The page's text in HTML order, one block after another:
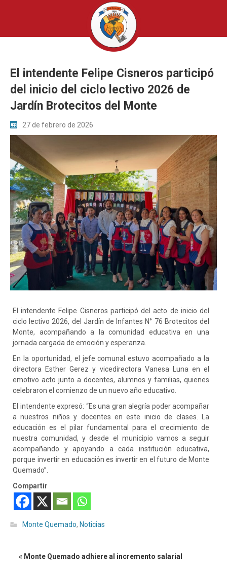
El intendente Felipe Cisneros participó
del inicio del ciclo lectivo 2026 de
Jardín Brotecitos del Monte
27 de febrero de 2026
El intendente Felipe Cisneros participó del acto de inicio del
ciclo lectivo 2026, del Jardín de Infantes N° 76 Brotecitos del
Monte, acompañando a la comunidad educativa en una
jornada cargada de emoción y esperanza.
En la oportunidad, el jefe comunal estuvo acompañado a la
directora Esther Gerez y vicedirectora Vanesa Luna en el
emotivo acto junto a docentes, alumnos y familias, quienes
celebraron el comienzo de un nuevo año educativo.
El intendente expresó: “Es una gran alegría poder acompañar
a nuestros niños y docentes en este inicio de clases. La
educación es el pilar fundamental para el crecimiento de
nuestra comunidad, y desde el municipio vamos a seguir
acompañando y apoyando a cada institución educativa,
porque invertir en educación es invertir en el futuro de Monte
Quemado”.
Compartir
Monte Quemado, Noticias
« Monte Quemado adhiere al incremento salarial